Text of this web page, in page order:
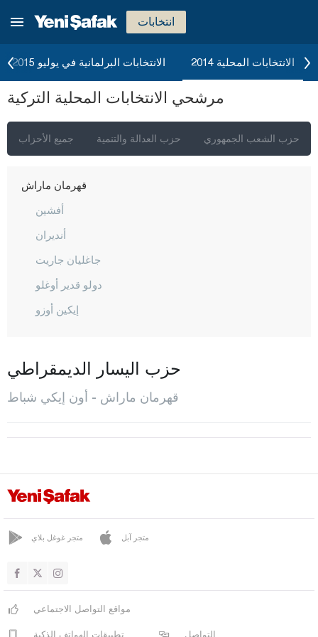
انتخابات
الانتخابات البرلمانية في يوليو 2015 الانتخابات المحلية 2014
مرشحي الانتخابات المحلية التركية
جميع الأحزاب حزب العدالة والتنمية حزب الشعب الجمهوري
غيراسون
كوموش خانة
هاكّاري
هطاي
إيسبارتا
قهرمان ماراش
أفشين
أنديران
جاغليان جاريت
دولو قدير أوغلو
إيكين أوزو
غوسون
بازارجيك
قارابوك
كارس
قيصري
كلّس
حزب اليسار الديمقراطي
قهرمان ماراش - أون إيكي شباط
متجر غوغل بلاي متجر آبل
مواقع التواصل الاجتماعي
تطبيقات الهواتف الذكية التواصل